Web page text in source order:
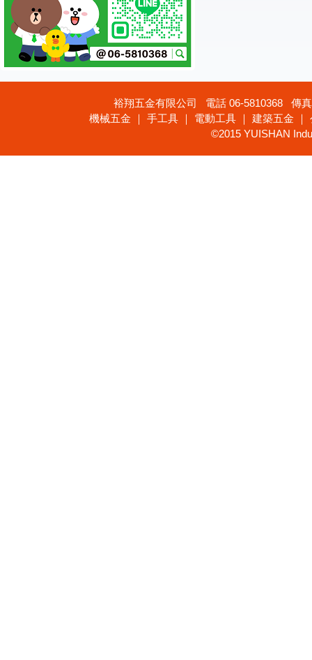
裕翔五金有限公司 電話 06-5810368 傳
機械五金 ｜ 手工具 ｜ 電動工具 ｜ 建築五金
©2015 YUISHAN